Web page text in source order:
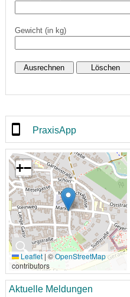
Gewicht (in kg)
PraxisApp
🔍
+−
Leaflet | ©OpenStreetMap
contributors
Aktuelle Meldungen